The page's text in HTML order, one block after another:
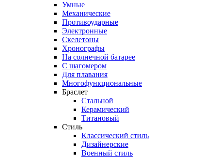
Умные
Механические
Противоударные
Электронные
Скелетоны
Хронографы
На солнечной батарее
С шагомером
Для плавания
Многофункциональные
Браслет
Стальной
Керамический
Титановый
Стиль
Классический стиль
Дизайнерские
Военный стиль